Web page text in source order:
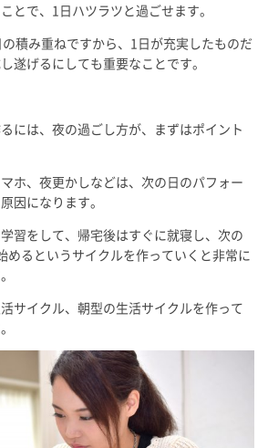
とで、1日ハツラツと過ごせます。
積み重ねですから、1日が充実したものだ
遂げるにしても重要なことです。
には、夜の過ごし方が、まずはポイント
ホ、夜更かしなどは、次の日のパフォー
因になります。
習をして、帰宅後はすぐに就寝し、次の
めるというサイクルを作っていくと非常に
サイクル、朝型の生活サイクルを作って